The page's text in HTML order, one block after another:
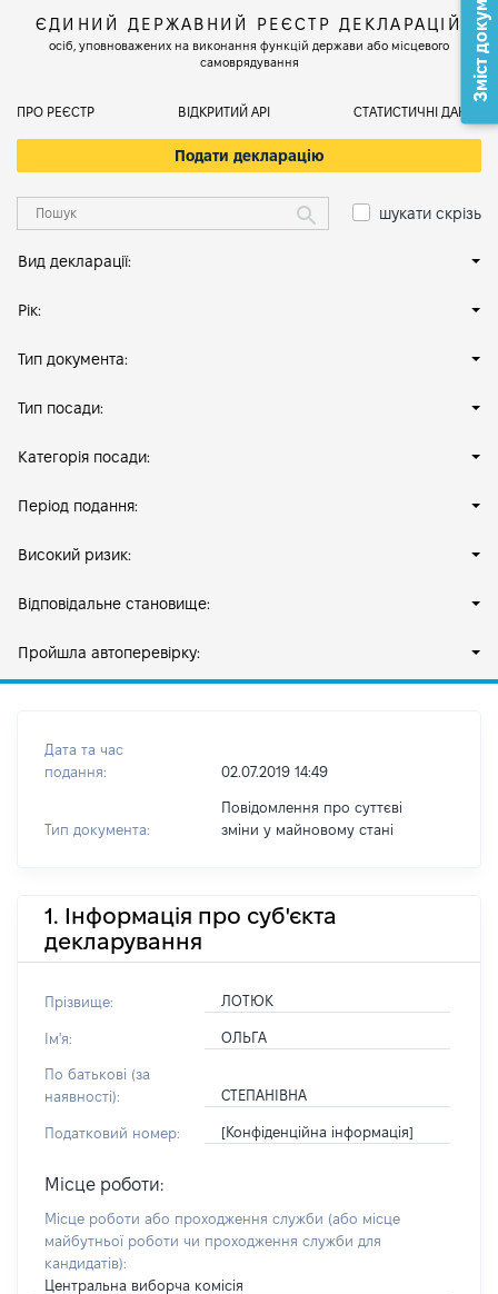
ЄДИНИЙ ДЕРЖАВНИЙ РЕЄСТР ДЕКЛАРАЦІЙ
осіб, уповноважених на виконання функцій держави або місцевого
самоврядування
ПРО РЕЄСТР ВІДКРИТИЙ АРІ СТАТИСТИЧНІ ДАНІ
Подати декларацію
шукати скрізь
Вид декларації:
Рік:
Тип документа:
Тип посади:
Категорія посади:
Період подання:
Високий ризик:
Відповідальне становище:
Пройшла автоперевірку:
Дата та час
подання:
02.07.2019 14:49
Тип документа:
Повідомлення про суттєві
зміни y майновому стані
1. Інформація про суб'єкта
декларування
Прізвище: ЛОТЮК
Ім'я: ОЛЬГА
По батькові (за
наявності):
СТЕПАНІВНА
Податковий номер: [Конфіденційна інформація]
Місце роботи:
Місце роботи або проходження служби (або місце
майбутньої роботи чи проходження служби для
кандидатів):
Центральна виборча комісія
Зміст документа